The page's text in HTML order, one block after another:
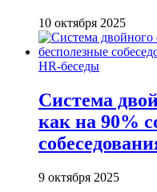
10 октября 2025
HR-беседы
Система
как на 90%
9 октября 2025